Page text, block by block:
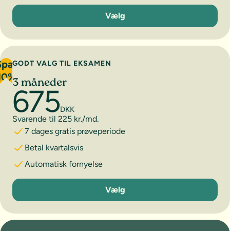
1 måned
Vælg
GODT VALG TIL EKSAMEN
3 måneder
675DKK
Svarende til 225 kr./md.
7 dages gratis prøveperiode
Betal kvartalsvis
Automatisk fornyelse
3 måneder
Vælg